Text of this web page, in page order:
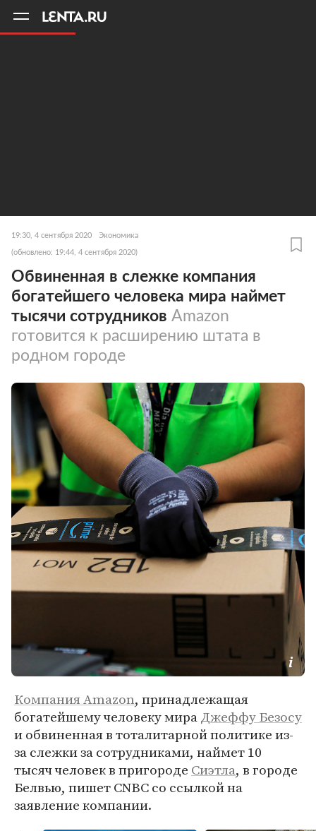
19:30, 4 сентября 2020 Экономика
(обновлено: 19:44, 4 сентября 2020)
Обвиненная в слежке компания
богатейшего человека мира наймет
тысячи сотрудников Amazon
готовится к расширению штата в
родном городе
Компания Amazon, принадлежащая
богатейшему человеку мираДжеффу Безосу
и обвиненная в тоталитарной политике из-
за слежки за сотрудниками, наймет 10
тысяч человек в пригороде Сиэтла, в городе
Белвью, пишет CNBC со ссылкой на
заявление компании.